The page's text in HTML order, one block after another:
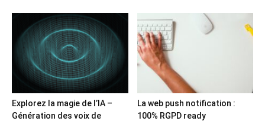
Explorez la magie de l’IA –
Génération des voix de
La web push notification :
100% RGPD ready